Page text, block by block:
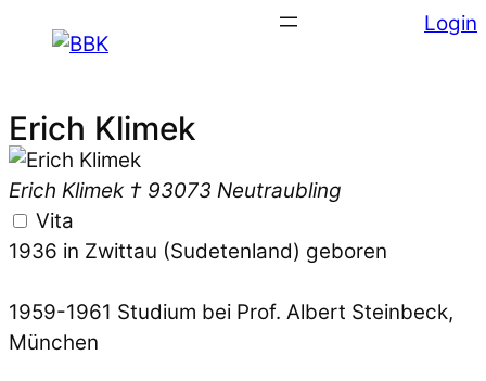
Login
Erich Klimek
Erich Klimek † 93073 Neutraubling
Vita
1936 in Zwittau (Sudetenland) geboren
1959-1961 Studium bei Prof. Albert Steinbeck,
München